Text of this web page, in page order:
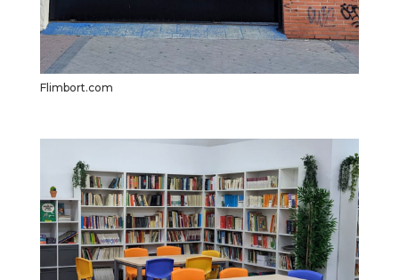
Flimbort.com